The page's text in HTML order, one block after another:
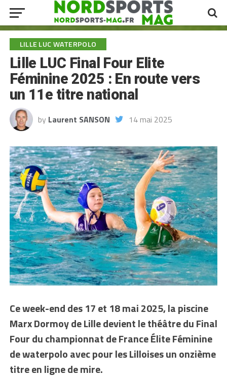
LILLE LUC WATERPOLO
Lille LUC Final Four Elite
Féminine 2025 : En route vers
un 11e titre national
by Laurent SANSON 14 mai 2025
Ce week-end des 17 et 18 mai 2025, la piscine
Marx Dormoy de Lille devient le théâtre du Final
Four du championnat de France Élite Féminine
de waterpolo avec pour les Lilloises un onzième
titre en ligne de mire.